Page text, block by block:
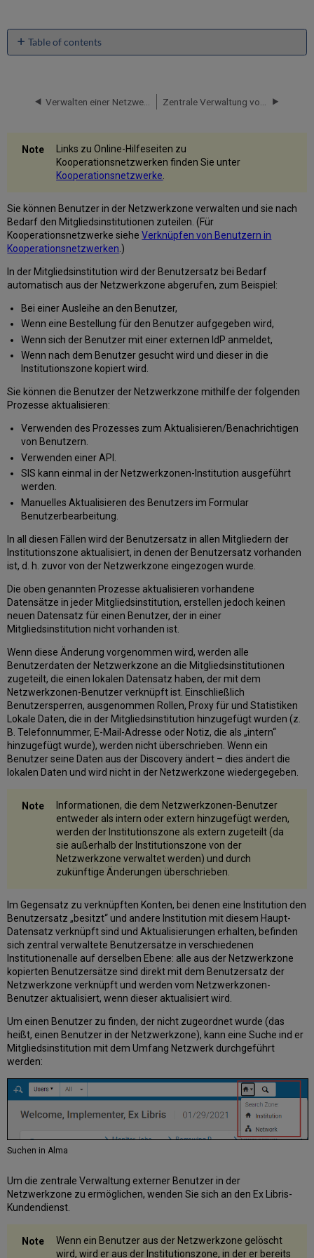
Table of contents
Benutzern
Hinzufügen
Benutzers
Mitgliedsinstitution
Zentrale
Verwaltung
des
Administratoren-
Kontos
der
Netzwerkzone
Teilen
von
Benutzer-
IDs
innerhalb
eines
in
einer
Netzwerkzone)
Links zu Online-Hilfeseiten zu
Kooperationsnetzwerken finden Sie unter
Kooperationsnetzwerke
Sie können Benutzer in der Netzwerkzone verwalten und sie nach
Bedarf den Mitgliedsinstitutionen zuteilen. (Für
Kooperationsnetzwerke sieheVerknüpfen von Benutzern in
Kooperationsnetzwerken .)
In der Mitgliedsinstitution wird der Benutzersatz bei Bedarf
automatisch aus der Netzwerkzone abgerufen, zum Beispiel:
Bei einer Ausleihe an den Benutzer,
Wenn eine Bestellung für den Benutzer aufgegeben wird,
Wenn sich der Benutzer mit einer externen IdP anmeldet,
Wenn nach dem Benutzer gesucht wird und dieser in die
Institutionszone kopiert wird.
Sie können die Benutzer der Netzwerkzone mithilfe der folgenden
Prozesse aktualisieren:
Verwenden des Prozesses zum Aktualisieren/Benachrichtigen
von Benutzern.
Verwenden einer API.
SIS kann einmal in der Netzwerkzonen-Institution ausgeführt
werden.
Manuelles Aktualisieren des Benutzers im Formular
Benutzerbearbeitung.
In all diesen Fällen wird der Benutzersatz in allen Mitgliedern der
Institutionszone aktualisiert, in denen der Benutzersatz vorhanden
ist, d. h. zuvor von der Netzwerkzone eingezogen wurde.
Die oben genannten Prozesse aktualisieren vorhandene
Datensätze in jeder Mitgliedsinstitution, erstellen jedoch keinen
neuen Datensatz für einen Benutzer, der in einer
Mitgliedsinstitution nicht vorhanden ist.
Wenn diese Änderung vorgenommen wird, werden alle
Benutzerdaten der Netzwerkzone an die Mitgliedsinstitutionen
zugeteilt, die einen lokalen Datensatz haben, der mit dem
Netzwerkzonen-Benutzer verknüpft ist. Einschließlich
Benutzersperren, ausgenommen Rollen, Proxy für und Statistiken
Lokale Daten, die in der Mitgliedsinstitution hinzugefügt wurden (z.
B. Telefonnummer, E-Mail-Adresse oder Notiz, die als „intern“
hinzugefügt wurde), werden nicht überschrieben. Wenn ein
Benutzer seine Daten aus der Discovery ändert – dies ändert die
lokalen Daten und wird nicht in der Netzwerkzone wiedergegeben.
Informationen, die dem Netzwerkzonen-Benutzer
entweder als intern oder extern hinzugefügt werden,
werden der Institutionszone als extern zugeteilt (da
sie außerhalb der Institutionszone von der
Netzwerkzone verwaltet werden) und durch
zukünftige Änderungen überschrieben.
Im Gegensatz zu verknüpften Konten, bei denen eine Institution den
Benutzersatz „besitzt“ und andere Institution mit diesem Haupt-
Datensatz verknüpft sind und Aktualisierungen erhalten, befinden
sich zentral verwaltete Benutzersätze in verschiedenen
Institutionenalle auf derselben Ebene: alle aus der Netzwerkzone
kopierten Benutzersätze sind direkt mit dem Benutzersatz der
Netzwerkzone verknüpft und werden vom Netzwerkzonen-
Benutzer aktualisiert, wenn dieser aktualisiert wird.
Um einen Benutzer zu finden, der nicht zugeordnet wurde (das
heißt, einen Benutzer in der Netzwerkzone), kann eine Suche ind er
Mitgliedsinstitution mit dem Umfang Netzwerk durchgeführt
werden:
Suchen in Alma
Um die zentrale Verwaltung externer Benutzer in der
Netzwerkzone zu ermöglichen, wenden Sie sich an den Ex Libris-
Kundendienst.
Wenn ein Benutzer aus der Netzwerkzone gelöscht
wird, wird er aus der Institutionszone, in der er bereits